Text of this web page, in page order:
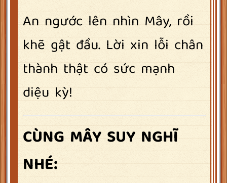
An ngước lên nhìn Mây, rồi
khẽ gật đầu. Lời xin lỗi chân
thành thật có sức mạnh
diệu kỳ!
CÙNG MÂY SUY NGHĨ
NHÉ: